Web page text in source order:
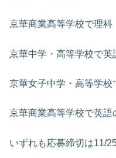
京華商業高等学校で理科
京華中学・高等学校で英
京華女子中学・高等学校
京華商業高等学校で英語
いずれも応募締切は11/